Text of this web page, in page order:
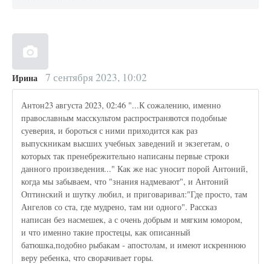
Ирина 7 сентября 2023, 10:02
Антон23 августа 2023, 02:46 "...К сожалению, именно
православным масскультом распространяются подобные
суеверия, и бороться с ними приходится как раз
выпускникам высших учебных заведений и экзегетам, о
которых так пренебрежительно написаны первые строки
данного произведения..." Как же нас уносит порой Антоний,
когда мы забываем, что "знания надмевают", и Антоний
Оптинский и шутку любил, и приговаривал:"Где просто, там
Ангелов со ста, где мудрено, там ни одного". Рассказ
написан без насмешек, а с очень добрым и мягким юмором,
и что именно такие простецы, как описанный
батюшка,подобно рыбакам - апостолам, и имеют искреннюю
веру ребенка, что сворачивает горы.